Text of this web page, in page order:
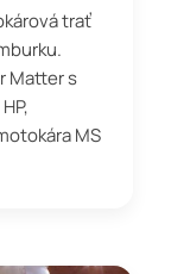
trať
Matter s
MS